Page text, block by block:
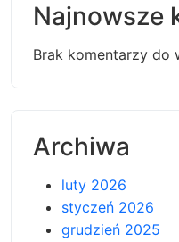
Najnowsze
Brak komentarzy do
Archiwa
luty 2026
styczeń 2026
grudzień 2025